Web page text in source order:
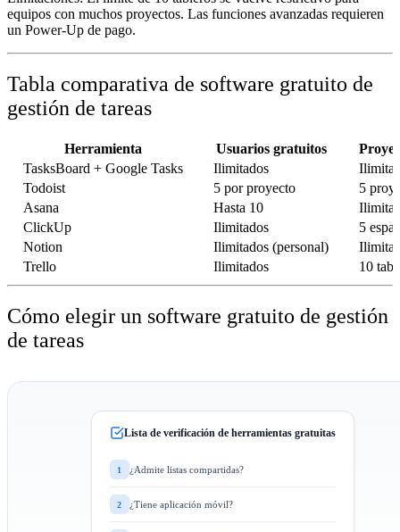
equipos con muchos proyectos. Las funciones avanzadas requieren
un Power-Up de pago.
Tabla comparativa de software gratuito de
gestión de tareas
Herramienta Usuarios gratuitos
TasksBoard + Google Tasks
Ilimitados
Todoist
5 por proyecto
5
Asana
Hasta 10
ClickUp
Ilimitados
5
Notion
Ilimitados (personal)
Trello
Ilimitados 10
Cómo elegir un software gratuito de gestión
de tareas
Lista de verificación de herramientas gratuitas
1 ¿Admite listas compartidas?
2 ¿Tiene aplicación móvil?